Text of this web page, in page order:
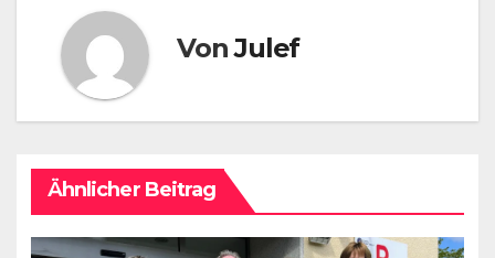
VonJulef
Ähnlicher Beitrag